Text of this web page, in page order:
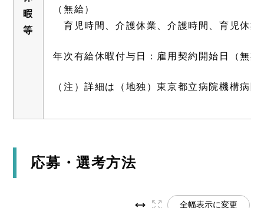
暇
等
（無給）
育児時間、介護休業、介護時間、育児休業
年次有給休暇付与日：雇用契約開始日（無
（注）詳細は（地独）東京都立病院機構病
応募・選考方法
全幅表示に変更